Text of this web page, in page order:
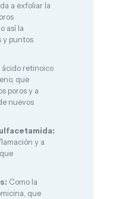
a exfoliar la
así la
y puntos
ácido retinoico
que
poros y a
nuevos
y a
Como la
que